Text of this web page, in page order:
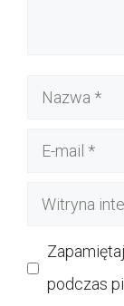
Nazwa
Witryna
podczas